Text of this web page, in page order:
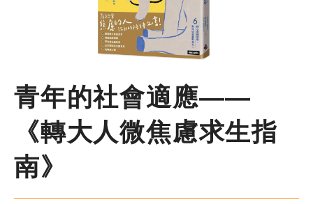
季刊簡介
主題報導
青年的社會適應——
《轉大人微焦慮求生指
南》